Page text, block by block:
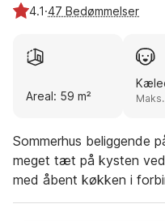
4.1·47 Bedømmelser
Areal: 59 m²
Sommerhus beliggende
meget tæt på kysten
med åbent køkken i
lysindfald fra tre vinkler.